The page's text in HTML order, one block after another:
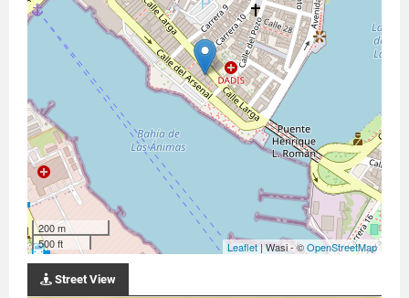
200 m
500 ft
Leaflet| Wasi - ©OpenStreetMap
Street View